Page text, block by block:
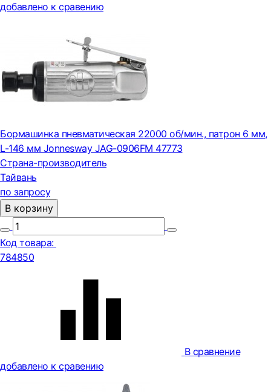
добавлено к сравению
Бормашинка пневматическая 22000 об/мин., патрон 6 мм,
L-146 мм Jonnesway JAG-0906FM 47773
Страна-производитель
Тайвань
по запросу
В корзину
Код товара:
784850
В сравнение
добавлено к сравению